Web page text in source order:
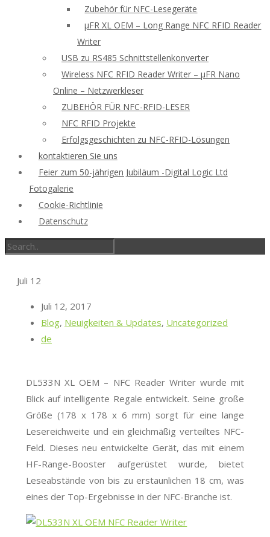
Zubehör für NFC-Lesegeräte
μFR XL OEM – Long Range NFC RFID Reader
Writer
USB zu RS485 Schnittstellenkonverter
Wireless NFC RFID Reader Writer – μFR Nano
Online – Netzwerkleser
ZUBEHÖR FÜR NFC-RFID-LESER
NFC RFID Projekte
Erfolgsgeschichten zu NFC-RFID-Lösungen
kontaktieren Sie uns
Feier zum 50-jährigen Jubiläum -Digital Logic Ltd
Fotogalerie
Cookie-Richtlinie
Datenschutz
Juli 12
Juli 12, 2017
Blog, Neuigkeiten & Updates, Uncategorized
de
DL533N XL OEM – NFC Reader Writer wurde mit
Blick auf intelligente Regale entwickelt. Seine große
Größe (178 x 178 x 6 mm) sorgt für eine lange
Lesereichweite und ein gleichmäßig verteiltes NFC-
Feld. Dieses neu entwickelte Gerät, das mit einem
HF-Range-Booster aufgerüstet wurde, bietet
Leseabstände von bis zu erstaunlichen 18 cm, was
eines der Top-Ergebnisse in der NFC-Branche ist.